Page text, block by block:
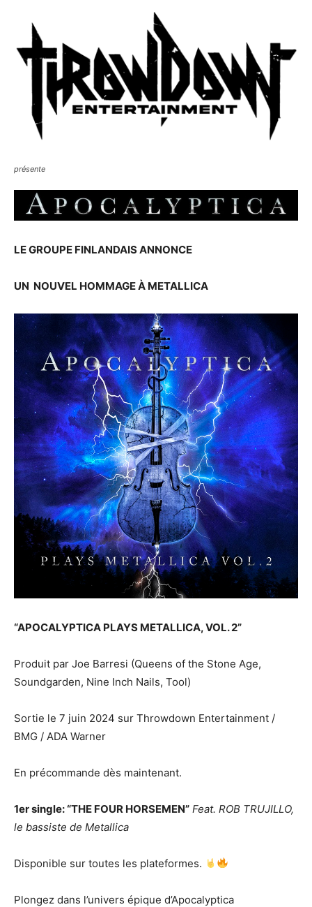
présente
LE GROUPE FINLANDAIS ANNONCE
UN NOUVEL HOMMAGE À METALLICA
“APOCALYPTICA PLAYS METALLICA, VOL. 2”
Produit par Joe Barresi (Queens of the Stone Age,
Soundgarden, Nine Inch Nails, Tool)
Sortie le 7 juin 2024 sur Throwdown Entertainment /
BMG / ADA Warner
En précommande dès maintenant.
1er single: “THE FOUR HORSEMEN” Feat. ROB TRUJILLO,
le bassiste de Metallica
Disponible sur toutes les plateformes.
Plongez dans l’univers épique d’Apocalyptica